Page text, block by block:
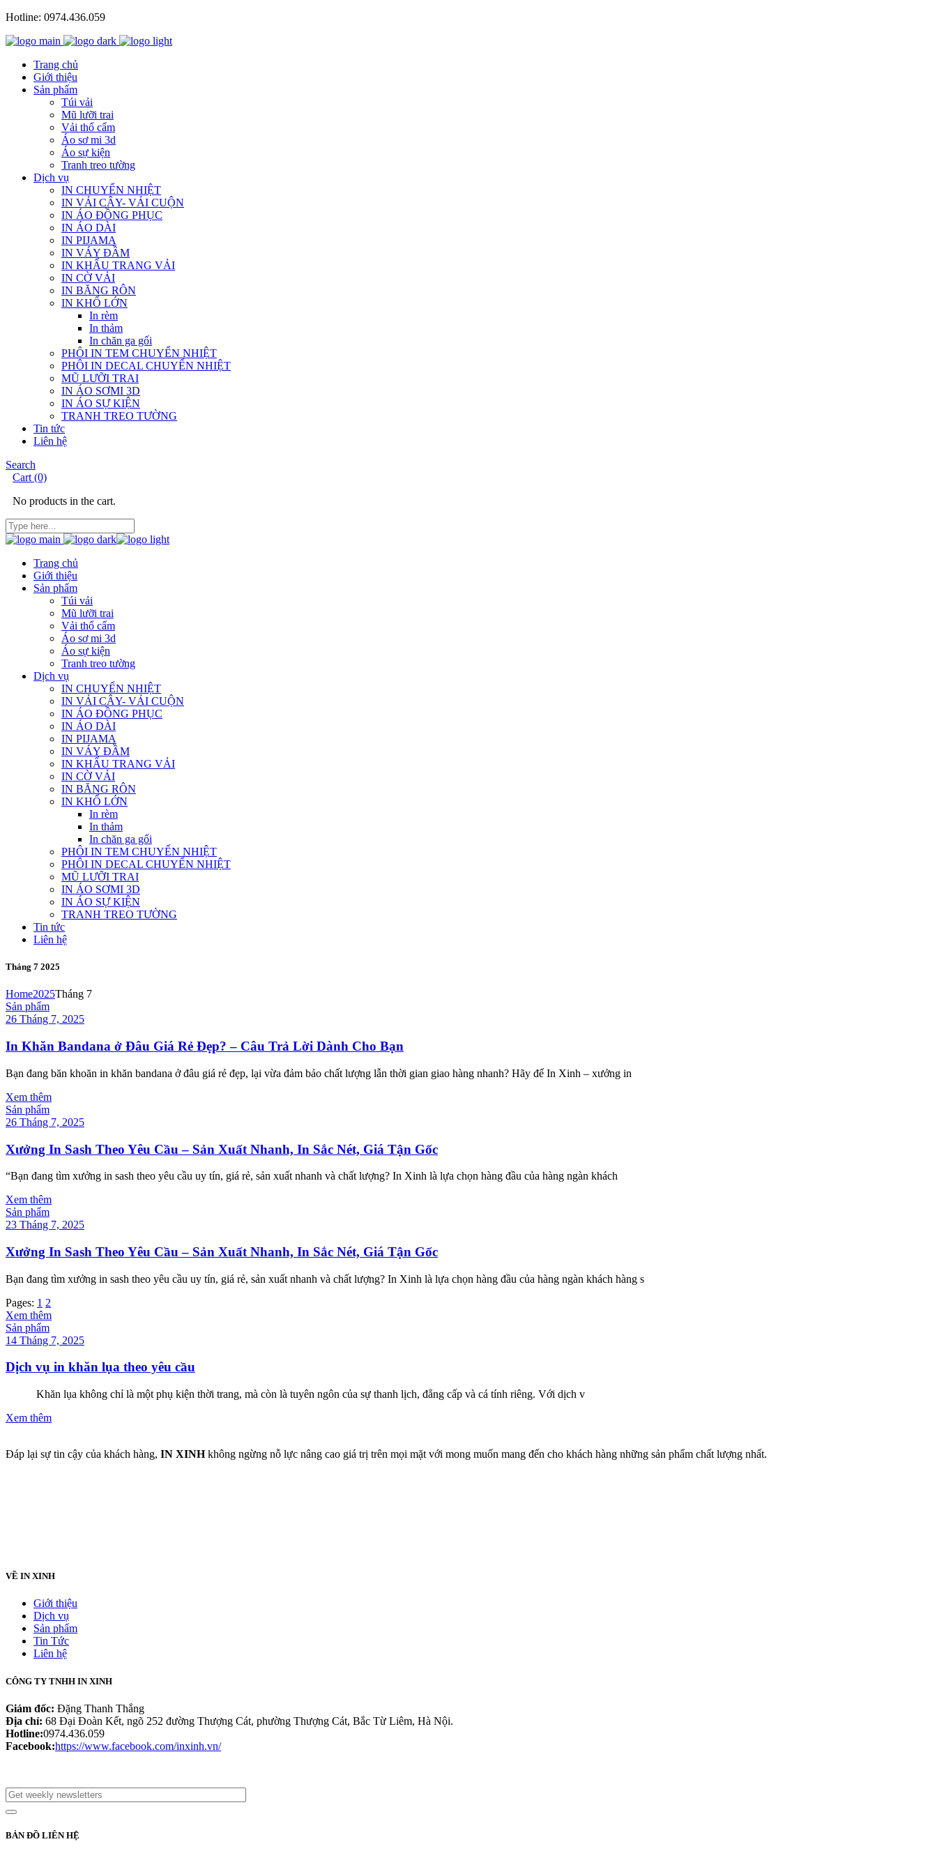
Hotline: 0974.436.059
Trang chủ
Giới thiệu
Sản phẩm
Túi vải
Mũ lưỡi trai
Vải thổ cẩm
Áo sơ mi 3d
Áo sự kiện
Tranh treo tường
Dịch vụ
IN CHUYỂN NHIỆT
IN VẢI CÂY- VẢI CUỘN
IN ÁO ĐỒNG PHỤC
IN ÁO DÀI
IN PIJAMA
IN VÁY ĐẦM
IN KHẨU TRANG VẢI
IN CỜ VẢI
IN BĂNG RÔN
IN KHỔ LỚN
In rèm
In thảm
In chăn ga gối
PHÔI IN TEM CHUYỂN NHIỆT
PHÔI IN DECAL CHUYỂN NHIỆT
MŨ LƯỠI TRAI
IN ÁO SƠMI 3D
IN ÁO SỰ KIỆN
TRANH TREO TƯỜNG
Tin tức
Liên hệ
Search
Cart (0)
No products in the cart.
Trang chủ
Giới thiệu
Sản phẩm
Túi vải
Mũ lưỡi trai
Vải thổ cẩm
Áo sơ mi 3d
Áo sự kiện
Tranh treo tường
Dịch vụ
IN CHUYỂN NHIỆT
IN VẢI CÂY- VẢI CUỘN
IN ÁO ĐỒNG PHỤC
IN ÁO DÀI
IN PIJAMA
IN VÁY ĐẦM
IN KHẨU TRANG VẢI
IN CỜ VẢI
IN BĂNG RÔN
IN KHỔ LỚN
In rèm
In thảm
In chăn ga gối
PHÔI IN TEM CHUYỂN NHIỆT
PHÔI IN DECAL CHUYỂN NHIỆT
MŨ LƯỠI TRAI
IN ÁO SƠMI 3D
IN ÁO SỰ KIỆN
TRANH TREO TƯỜNG
Tin tức
Liên hệ
Tháng 7 2025
Home2025Tháng 7
Sản phẩm
26 Tháng 7, 2025
In Khăn Bandana ở Đâu Giá Rẻ Đẹp? – Câu Trả Lời Dành Cho Bạn
Bạn đang băn khoăn in khăn bandana ở đâu giá rẻ đẹp, lại vừa đảm bảo chất lượng lẫn thời gian giao hàng nhanh? Hãy để In Xinh – xưởng in
Xem thêm
Sản phẩm
26 Tháng 7, 2025
Xưởng In Sash Theo Yêu Cầu – Sản Xuất Nhanh, In Sắc Nét, Giá Tận Gốc
“Bạn đang tìm xưởng in sash theo yêu cầu uy tín, giá rẻ, sản xuất nhanh và chất lượng? In Xinh là lựa chọn hàng đầu của hàng ngàn khách
Xem thêm
Sản phẩm
23 Tháng 7, 2025
Xưởng In Sash Theo Yêu Cầu – Sản Xuất Nhanh, In Sắc Nét, Giá Tận Gốc
Bạn đang tìm xưởng in sash theo yêu cầu uy tín, giá rẻ, sản xuất nhanh và chất lượng? In Xinh là lựa chọn hàng đầu của hàng ngàn khách hàng s
Pages: 1 2
Xem thêm
Sản phẩm
14 Tháng 7, 2025
Dịch vụ in khăn lụa theo yêu cầu
Khăn lụa không chỉ là một phụ kiện thời trang, mà còn là tuyên ngôn của sự thanh lịch, đẳng cấp và cá tính riêng. Với dịch v
Xem thêm
Đáp lại sự tin cậy của khách hàng, IN XINHkhông ngừng nỗ lực nâng cao giá trị trên mọi mặt với mong muốn mang đến cho khách hàng những sản phẩm chất lượng nhất.
VỀ IN XINH
Giới thiệu
Dịch vụ
Sản phẩm
Tin Tức
Liên hệ
CÔNG TY TNHH IN XINH
Giám đốc: Đặng Thanh Thắng
Địa chỉ: 68 Đại Đoàn Kết, ngõ 252 đường Thượng Cát, phường Thượng Cát, Bắc Từ Liêm, Hà Nội.
Hotline:0974.436.059
Facebook:https://www.facebook.com/inxinh.vn/
BẢN ĐỒ LIÊN HỆ